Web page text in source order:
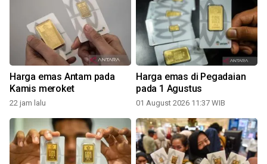
Harga emas Antam pada
Kamis meroket
22 jam lalu
Harga emas di Pegadaian
pada 1 Agustus
01 August 2026 11:37 WIB